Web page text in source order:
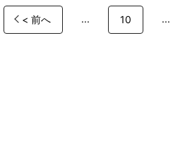
< 前へ ... 10 ...